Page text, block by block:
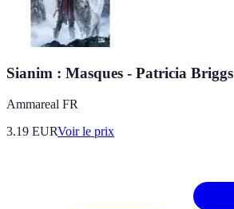
Sianim : Masques - Patricia Briggs
Ammareal FR
3.19 EURVoir le prix